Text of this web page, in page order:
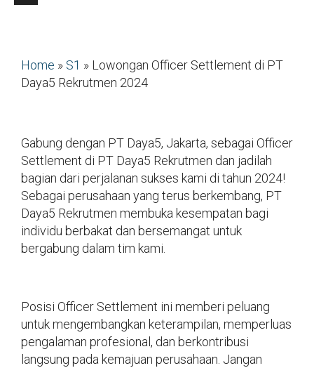
Home » S1 » Lowongan Officer Settlement di PT
Daya5 Rekrutmen 2024
Gabung dengan PT Daya5, Jakarta, sebagai Officer
Settlement di PT Daya5 Rekrutmen dan jadilah
bagian dari perjalanan sukses kami di tahun 2024!
Sebagai perusahaan yang terus berkembang, PT
Daya5 Rekrutmen membuka kesempatan bagi
individu berbakat dan bersemangat untuk
bergabung dalam tim kami.
Posisi Officer Settlement ini memberi peluang
untuk mengembangkan keterampilan, memperluas
pengalaman profesional, dan berkontribusi
langsung pada kemajuan perusahaan. Jangan